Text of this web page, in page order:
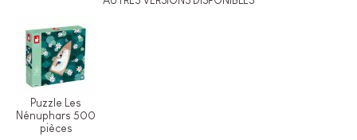
Puzzle Les
Nénuphars 500
pièces